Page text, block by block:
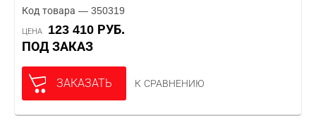
Код товара — 350319
ЦЕНА
123 410 РУБ.
ПОД ЗАКАЗ
ЗАКАЗАТЬ К СРАВНЕНИЮ